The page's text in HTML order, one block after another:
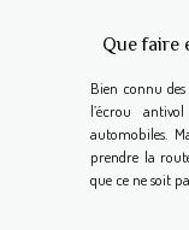
Que faire
Bien connu
l’écrou
automobiles.
prendre la
que ce ne soit